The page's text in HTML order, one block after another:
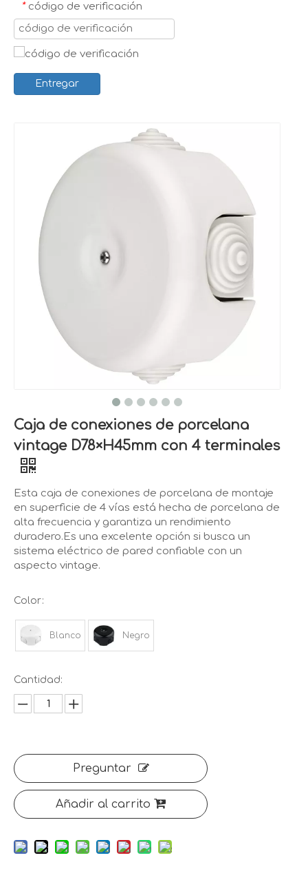
* código de verificación
Entregar
Caja de conexiones de porcelana
vintage D78×H45mm con 4 terminales
Esta caja de conexiones de porcelana de montaje
en superficie de 4 vías está hecha de porcelana de
alta frecuencia y garantiza un rendimiento
duradero.Es una excelente opción si busca un
sistema eléctrico de pared confiable con un
aspecto vintage.
Color:
Blanco Negro
Cantidad:
Preguntar
Añadir al carrito